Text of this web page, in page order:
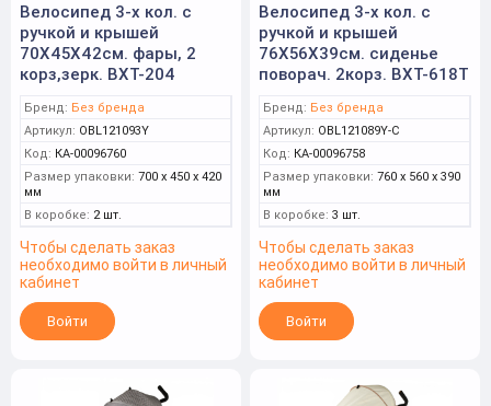
Велосипед 3-х кол. с
ручкой и крышей
70X45X42см. фары, 2
корз,зерк. BXT-204
Бренд: Без бренда
Артикул: OBL121093Y
Код: КА-00096760
Размер упаковки: 700 x 450 x 420
мм
В коробке: 2 шт.
Чтобы сделать заказ
необходимо войти в личный
кабинет
Войти
Велосипед 3-х кол. с
ручкой и крышей
76X56X39см. сиденье
поворач. 2корз. BXT-618T
Бренд: Без бренда
Артикул: OBL121089Y-С
Код: КА-00096758
Размер упаковки: 760 x 560 x 390
мм
В коробке: 3 шт.
Чтобы сделать заказ
необходимо войти в личный
кабинет
Войти